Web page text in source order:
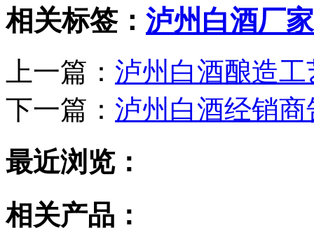
相关标签： 泸州白酒厂家
上一篇： 泸州白酒酿造
下一篇： 泸州白酒经销
最近浏览：
相关产品：